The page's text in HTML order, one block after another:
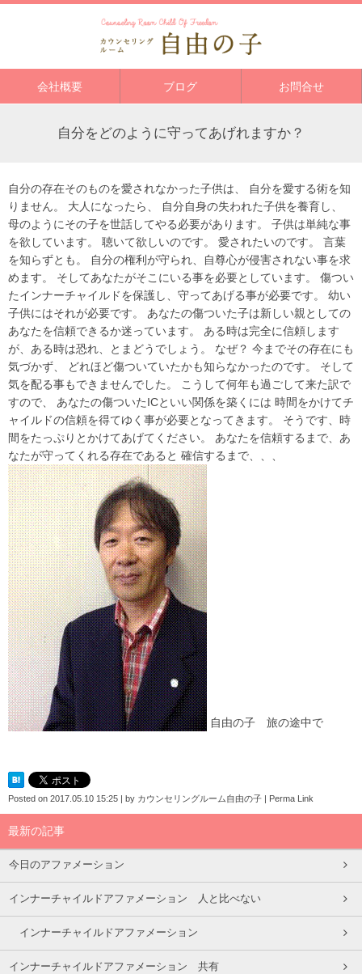
会社概要 ブログ お問合せ
自分をどのように守ってあげれますか？
自分の存在そのものを愛されなかった子供は、 自分を愛する術を知
りません。 大人になったら、 自分自身の失われた子供を養育し、
母のようにその子を世話してやる必要があります。 子供は単純な事
を欲しています。 聴いて欲しいのです。 愛されたいのです。 言葉
を知らずとも。 自分の権利が守られ、自尊心が侵害されない事を求
めます。 そしてあなたがそこにいる事を必要としています。 傷つい
たインナーチャイルドを保護し、守ってあげる事が必要です。 幼い
子供にはそれが必要です。 あなたの傷ついた子は新しい親としての
あなたを信頼できるか迷っています。 ある時は完全に信頼します
が、ある時は恐れ、とまどうでしょう。 なぜ？ 今までその存在にも
気づかず、 どれほど傷ついていたかも知らなかったのです。 そして
気を配る事もできませんでした。 こうして何年も過ごして来た訳で
すので、 あなたの傷ついたICといい関係を築くには 時間をかけてチ
ャイルドの信頼を得てゆく事が必要となってきます。 そうです、時
間をたっぷりとかけてあげてください。 あなたを信頼するまで、あ
なたが守ってくれる存在であると 確信するまで、、、
自由の子 旅の途中で
Posted on 2017.05.10 15:25 | by カウンセリングルーム自由の子 | Perma Link
最新の記事
今日のアファメーション
インナーチャイルドアファメーション 人と比べない
インナーチャイルドアファメーション
インナーチャイルドアファメーション 共有